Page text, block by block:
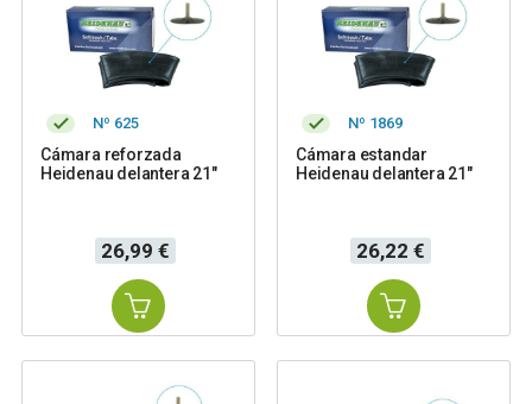
Nº 625
Cámara reforzada
Heidenau delantera 21"
Precio
26,99 €
Nº 1869
Cámara estandar
Heidenau delantera 21"
Precio
26,22 €